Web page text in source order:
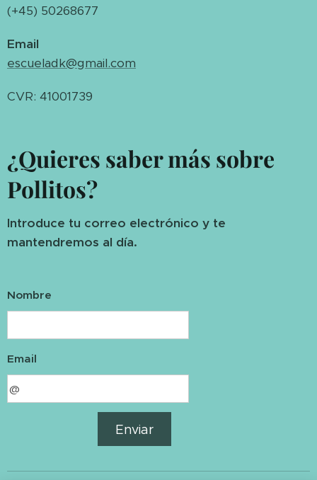
(+45) 50268677
Email
escueladk@gmail.com
CVR: 41001739
¿Quieres saber más sobre
Pollitos?
Introduce tu correo electrónico y te
mantendremos al día.
Nombre
Email
Enviar